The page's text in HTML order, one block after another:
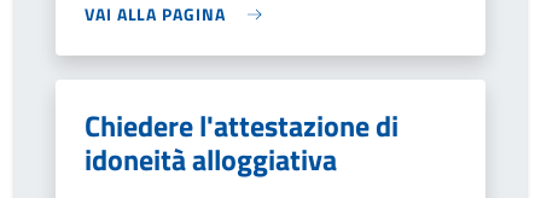
VAI ALLA PAGINA
Chiedere l'attestazione di
idoneità alloggiativa